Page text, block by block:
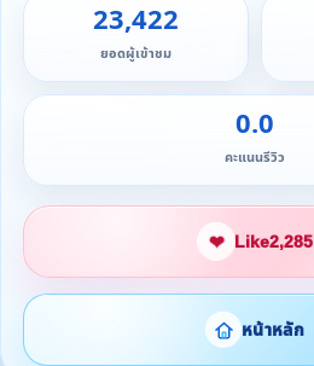
23,422
ยอดผู้เข้าชม
0.0
คะแนนรีวิว
❤ Like2,285
หน้าหลัก